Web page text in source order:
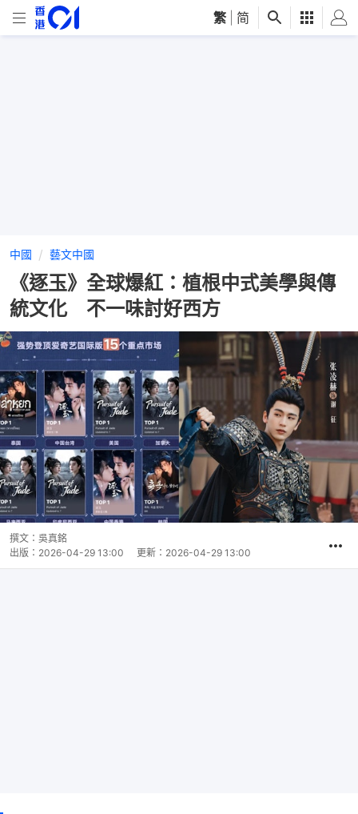
繁 简
中國 藝文中國
《逐玉》全球爆紅：植根中式美學與傳
統文化 不一味討好西方
撰文： 吳真銘
出版： 2026-04-29 13:00 更新： 2026-04-29 13:00